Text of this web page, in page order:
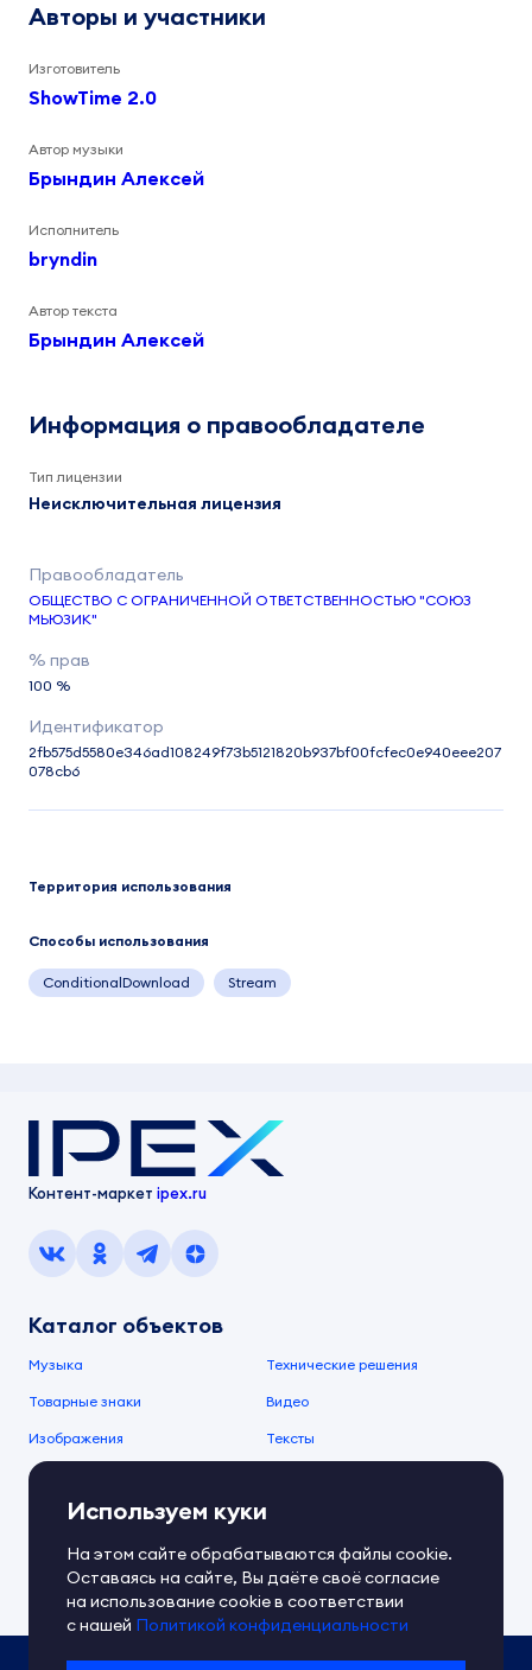
Авторы и участники
Изготовитель
ShowTime 2.0
Автор музыки
Брындин Алексей
Исполнитель
bryndin
Автор текста
Брындин Алексей
Информация о правообладателе
Тип лицензии
Неисключительная лицензия
ОБЩЕСТВО С ОГРАНИЧЕННОЙ ОТВЕТСТВЕННОСТЬЮ "СОЮЗ
МЬЮЗИК"
100 %
2fb575d5580e346ad108249f73b5121820b937bf00fcfec0e940eee207
078cb6
Территория использования
Способы использования
ConditionalDownload Stream
Контент-маркет ipex.ru
Каталог объектов
Музыка Технические решения
Товарные знаки Видео
Изображения Тексты
О компании
О сервисе
Документы IPEX Справочный центр
Контакты Обратная связь
Политика IPEX по обработке ПД
Используем куки
На этом сайте обрабатываются файлы cookie.
Оставаясь на сайте, Вы даёте своё согласие
на использование cookie в соответствии
с нашей Политикой конфиденциальности